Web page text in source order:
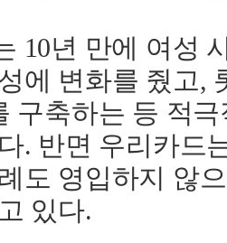
10년 만에 여성
에 변화를 줬고,
구축하는 등 적
. 반면 우리카드
도 영입하지 않
있다.